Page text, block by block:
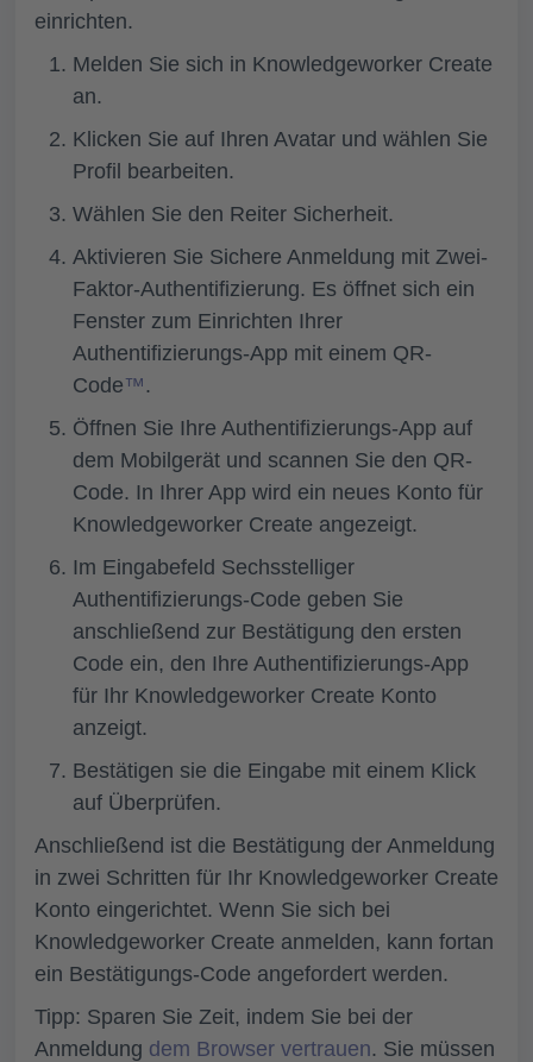
einrichten.
Melden Sie sich in Knowledgeworker Create
an.
Klicken Sie auf Ihren Avatar und wählen Sie
Profil bearbeiten.
Wählen Sie den Reiter Sicherheit.
Aktivieren Sie Sichere Anmeldung mit Zwei-
Faktor-Authentifizierung. Es öffnet sich ein
Fenster zum Einrichten Ihrer
Authentifizierungs-App mit einem QR-
Code™.
Öffnen Sie Ihre Authentifizierungs-App auf
dem Mobilgerät und scannen Sie den QR-
Code. In Ihrer App wird ein neues Konto für
Knowledgeworker Create angezeigt.
Im Eingabefeld Sechsstelliger
Authentifizierungs-Code geben Sie
anschließend zur Bestätigung den ersten
Code ein, den Ihre Authentifizierungs-App
für Ihr Knowledgeworker Create Konto
anzeigt.
Bestätigen sie die Eingabe mit einem Klick
auf Überprüfen.
Anschließend ist die Bestätigung der Anmeldung
in zwei Schritten für Ihr Knowledgeworker Create
Konto eingerichtet. Wenn Sie sich bei
Knowledgeworker Create anmelden, kann fortan
ein Bestätigungs-Code angefordert werden.
Tipp: Sparen Sie Zeit, indem Sie bei der
Anmeldung dem Browser vertrauen. Sie müssen